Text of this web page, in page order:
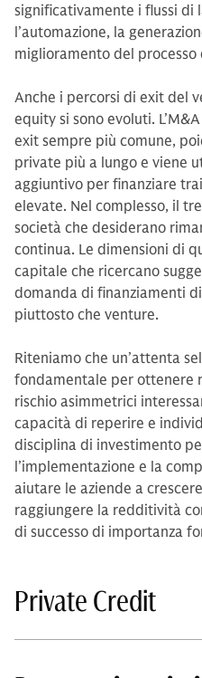
significativamente i flussi di
l’automazione, la
miglioramento del processo
Anche i percorsi di exit del
equity si sono evoluti.
exit sempre più comune,
private più a lungo e viene
aggiuntivo per finanziare
elevate. Nel complesso, il
società che desiderano
continua. Le dimensioni di
capitale che ricercano
domanda di finanziamenti
piuttosto che venture.
Riteniamo che un’attenta
fondamentale per ottenere
rischio asimmetrici
capacità di reperire e
disciplina di investimento
l’implementazione e la
aiutare le aziende a
raggiungere la redditività
di successo di importanza
Private Credit